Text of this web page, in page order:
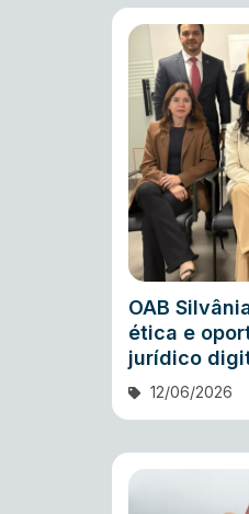
OAB
ética e
jurídico
12/06/2026